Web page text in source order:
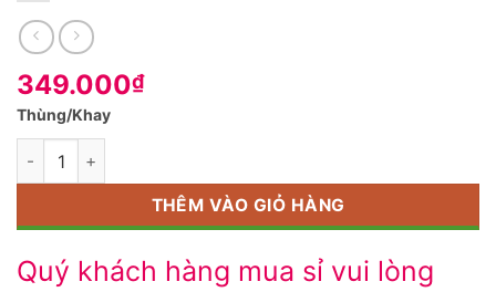
349.000₫
Thùng/Khay
Số lượng
THÊM VÀO GIỎ HÀNG
Quý khách hàng mua sỉ vui lòng